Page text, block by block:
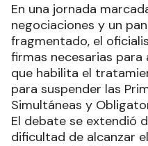
En una jornada
negociaciones y un
fragmentado, el
firmas necesarias
que habilita el
para suspender las
Simultáneas y
El debate se extendió
dificultad de alcanzar